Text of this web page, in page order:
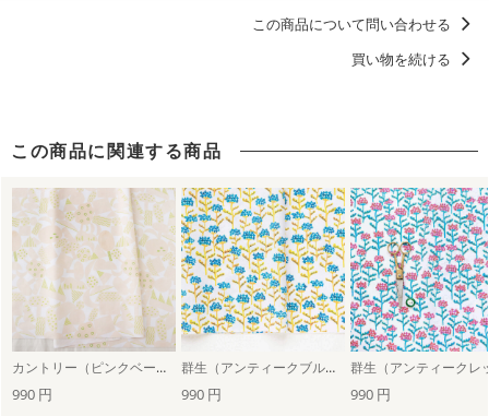
この商品について問い合わせる
買い物を続ける
この商品に関連する商品
カントリー（ピンクベージュ） 群生（アンティークブルー）
990 円 990 円 990 円